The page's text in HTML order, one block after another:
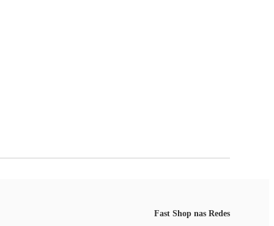
Fast Shop nas Redes